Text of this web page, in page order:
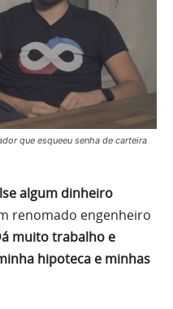
que esqueeu senha de carteira
algum dinheiro
renomado engenheiro
muito trabalho e
hipoteca e minhas